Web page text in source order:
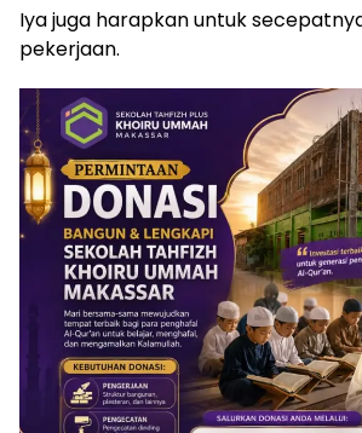
Iya juga harapkan untuk
pekerjaan.